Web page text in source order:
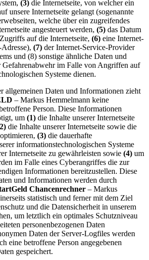
(3) die Internetseite, von welcher ein
unsere Internetseite gelangt (sogenannte
welche über ein zugreifendes
angesteuert werden, (5) das Datum
auf die Internetseite, (6) eine Internet-
(7) der Internet-Service-Provider
und (8) sonstige ähnliche Daten und
Gefahrenabwehr im Falle von Angriffen auf
Systeme dienen.
allgemeinen Daten und Informationen zieht
– Markus Hemmelmann keine
Person. Diese Informationen
um (1) die Inhalte unserer Internetseite
die Inhalte unserer Internetseite sowie die
(3) die dauerhafte
informationstechnologischen Systeme
Internetseite zu gewährleisten sowie (4) um
im Falle eines Cyberangriffes die zur
Informationen bereitzustellen. Diese
und Informationen werden durch
Chancenrechner – Markus
statistisch und ferner mit dem Ziel
und die Datensicherheit in unserem
um letztlich ein optimales Schutzniveau
personenbezogenen Daten
Daten der Server-Logfiles werden
eine betroffene Person angegebenen
gespeichert.